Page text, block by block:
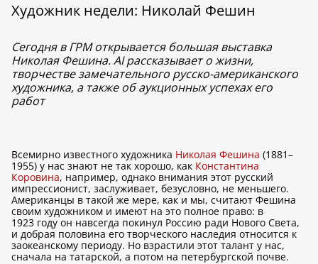
Художник недели: Николай Фешин
Сегодня в ГРМ открывается большая выставка
Николая Фешина. AI рассказывает о жизни,
творчестве замечательного русско-американского
художника, а также об аукционных успехах его
работ
Всемирно известного художника Николая Фешина (1881–
1955) у нас знают не так хорошо, как Константина
Коровина, например, однако внимания этот русский
импрессионист, заслуживает, безусловно, не меньшего.
Американцы в такой же мере, как и мы, считают Фешина
своим художником и имеют на это полное право: в
1923 году он навсегда покинул Россию ради Нового Света,
и добрая половина его творческого наследия относится к
заокеанскому периоду. Но взрастили этот талант у нас,
сначала на татарской, а потом на петербургской почве.